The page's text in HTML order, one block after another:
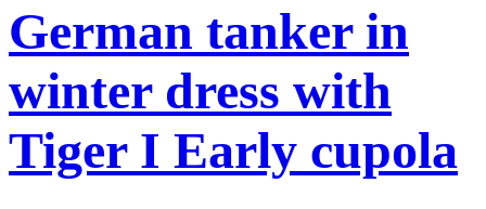
German tanker in
winter dress with
Tiger I Early cupola